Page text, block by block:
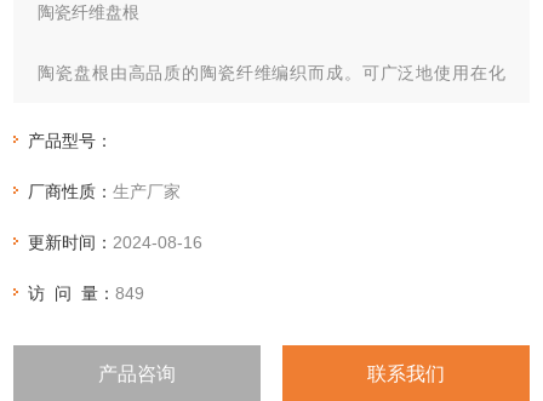
陶瓷纤维盘根
陶瓷盘根由高品质的陶瓷纤维编织而成。可广泛地使用在化
机、泵、阀的密封。
产品型号：
厂商性质：生产厂家
更新时间： 2024-08-16
访 问 量：849
产品咨询 联系我们